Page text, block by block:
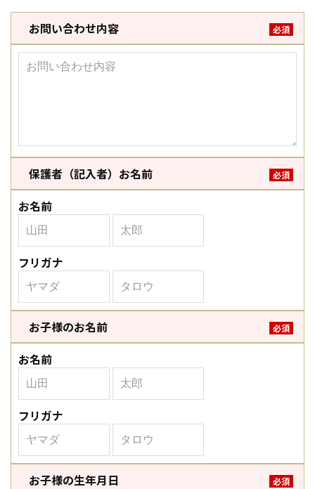
お問い合わせ内容 必須
保護者（記入者）お名前 必須
お名前
フリガナ
お子様のお名前 必須
お名前
フリガナ
お子様の生年月日 必須